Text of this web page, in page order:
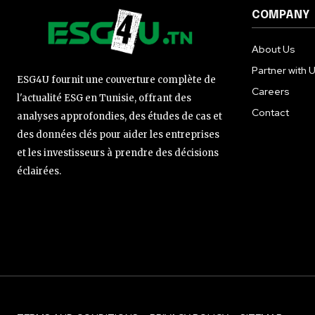
ESG4U fournit une couverture complète de
l'actualité ESG en Tunisie, offrant des
analyses approfondies, des études de cas et
des données clés pour aider les entreprises
et les investisseurs à prendre des décisions
éclairées.
COMPANY
About Us
Partner with
Careers
Contact